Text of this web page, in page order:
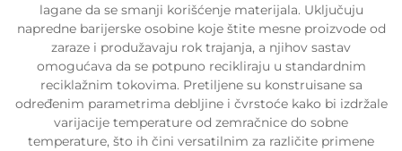
lagane da se smanji korišćenje materijala. Uključuju
napredne barijerske osobine koje štite mesne proizvode od
zaraze i produžavaju rok trajanja, a njihov sastav
omogućava da se potpuno recikliraju u standardnim
reciklažnim tokovima. Pretiljene su konstruisane sa
određenim parametrima debljine i čvrstoće kako bi izdržale
varijacije temperature od zemračnice do sobne
temperature, što ih čini versatilnim za različite primene